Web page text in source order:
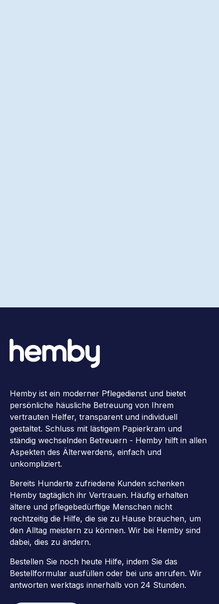
Hemby ist ein moderner Pflegedienst und bietet
persönliche häusliche Betreuung von Ihrem
vertrauten Helfer, transparent und individuell
gestaltet. Schluss mit lästigem Papierkram und
ständig wechselnden Betreuern - Hemby hilft in allen
Aspekten des Älterwerdens, einfach und
unkompliziert.
Bereits Hunderte zufriedene Kunden schenken
Hemby tagtäglich ihr Vertrauen. Häufig erhalten
ältere und pflegebedürftige Menschen nicht
rechtzeitig die Hilfe, die sie zu Hause brauchen, um
den Alltag meistern zu können. Wir bei Hemby sind
dabei, dies zu ändern.
Bestellen Sie noch heute Hilfe, indem Sie das
Bestellformular ausfüllen oder bei uns anrufen. Wir
antworten werktags innerhalb von 24 Stunden.